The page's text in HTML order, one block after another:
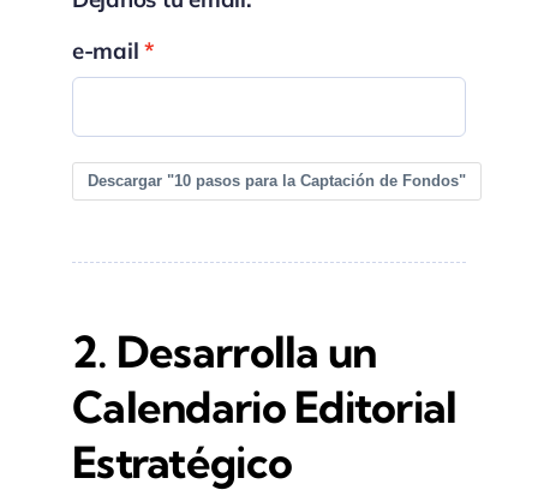
e-mail
Descargar "10 pasos para la Captación de Fondos"
2. Desarrolla un
Calendario Editorial
Estratégico